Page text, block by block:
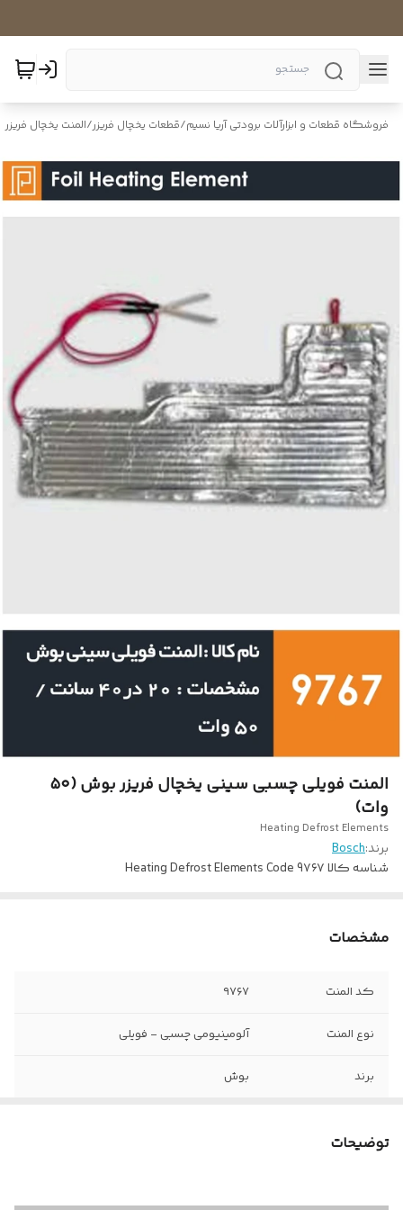
فروشگاه قطعات و ابزارآلات برودتی آریا نسیم/قطعات یخچال فریزر/المنت یخچال فریزر
المنت فویلی چسبی سینی یخچال فریزر بوش (۵۰
وات)
Heating Defrost Elements
برند:Bosch
شناسه کالاHeating Defrost Elements Code 9۷۶۷
مشخصات
کد المنت ۹۷۶۷
نوع المنت آلومینیومی چسبی - فویلی
برند بوش
ابعاد طول و عرض ۲۰ در ۴۰ سانتی متر
توضیحات